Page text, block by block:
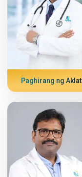
Paghirang ng Aklat